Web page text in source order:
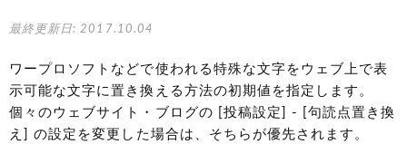
最終更新日: 2017.10.04
ワープロソフトなどで使われる特殊な文字をウェブ上で表
示可能な文字に置き換える方法の初期値を指定します。
個々のウェブサイト・ブログの [投稿設定] - [句読点置き換
え] の設定を変更した場合は、そちらが優先されます。